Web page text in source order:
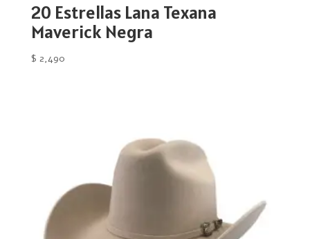
20 Estrellas Lana Texana
Maverick Negra
$ 2,490